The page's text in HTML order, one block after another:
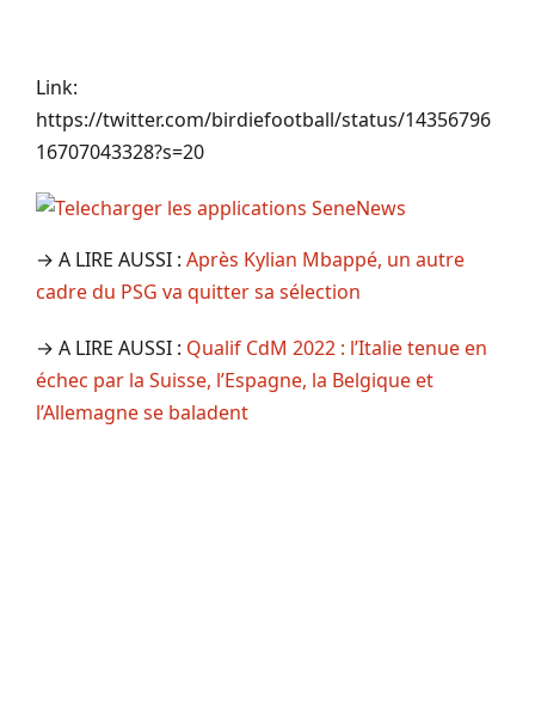
Link:
https://twitter.com/birdiefootball/status/14356796
16707043328?s=20
→ A LIRE AUSSI : Après Kylian Mbappé, un autre
cadre du PSG va quitter sa sélection
→ A LIRE AUSSI : Qualif CdM 2022 : l’Italie tenue en
échec par la Suisse, l’Espagne, la Belgique et
l’Allemagne se baladent